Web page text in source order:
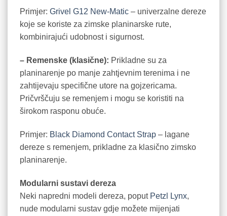
Primjer: Grivel G12 New-Matic – univerzalne dereze
koje se koriste za zimske planinarske rute,
kombinirajući udobnost i sigurnost.
– Remenske (klasične): Prikladne su za
planinarenje po manje zahtjevnim terenima i ne
zahtijevaju specifične utore na gojzericama.
Pričvrščuju se remenjem i mogu se koristiti na
širokom rasponu obuće.
Primjer: Black Diamond Contact Strap – lagane
dereze s remenjem, prikladne za klasično zimsko
planinarenje.
Modularni sustavi dereza
Neki napredni modeli dereza, poput Petzl Lynx,
nude modularni sustav gdje možete mijenjati